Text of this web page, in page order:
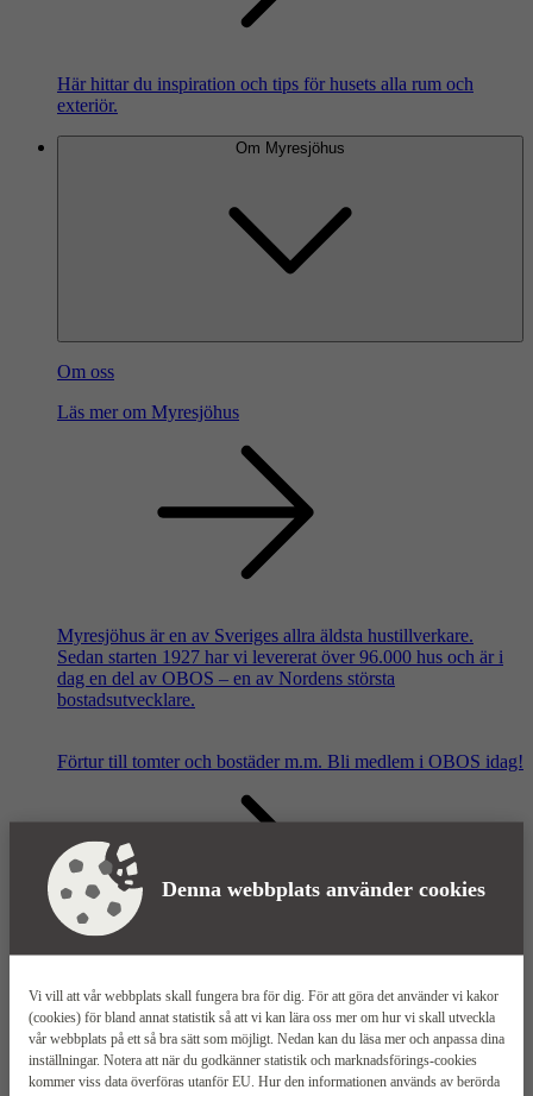
Denna webbplats använder cookies
Vi vill att vår webbplats skall fungera bra för dig. För att göra det använder vi kakor
(cookies) för bland annat statistik så att vi kan lära oss mer om hur vi skall utveckla
vår webbplats på ett så bra sätt som möjligt. Nedan kan du läsa mer och anpassa dina
inställningar. Notera att när du godkänner statistik och marknadsförings-cookies
kommer viss data överföras utanför EU. Hur den informationen används av berörda
Här hittar du inspiration och tips för husets alla rum och
exteriör.
Om Myresjöhus
Om oss
Läs mer om Myresjöhus
Myresjöhus är en av Sveriges allra äldsta hustillverkare.
Sedan starten 1927 har vi levererat över 96.000 hus och är i
dag en del av OBOS – en av Nordens största
bostadsutvecklare.
Förtur till tomter och bostäder m.m. Bli medlem i OBOS idag!
Våra säljkontor